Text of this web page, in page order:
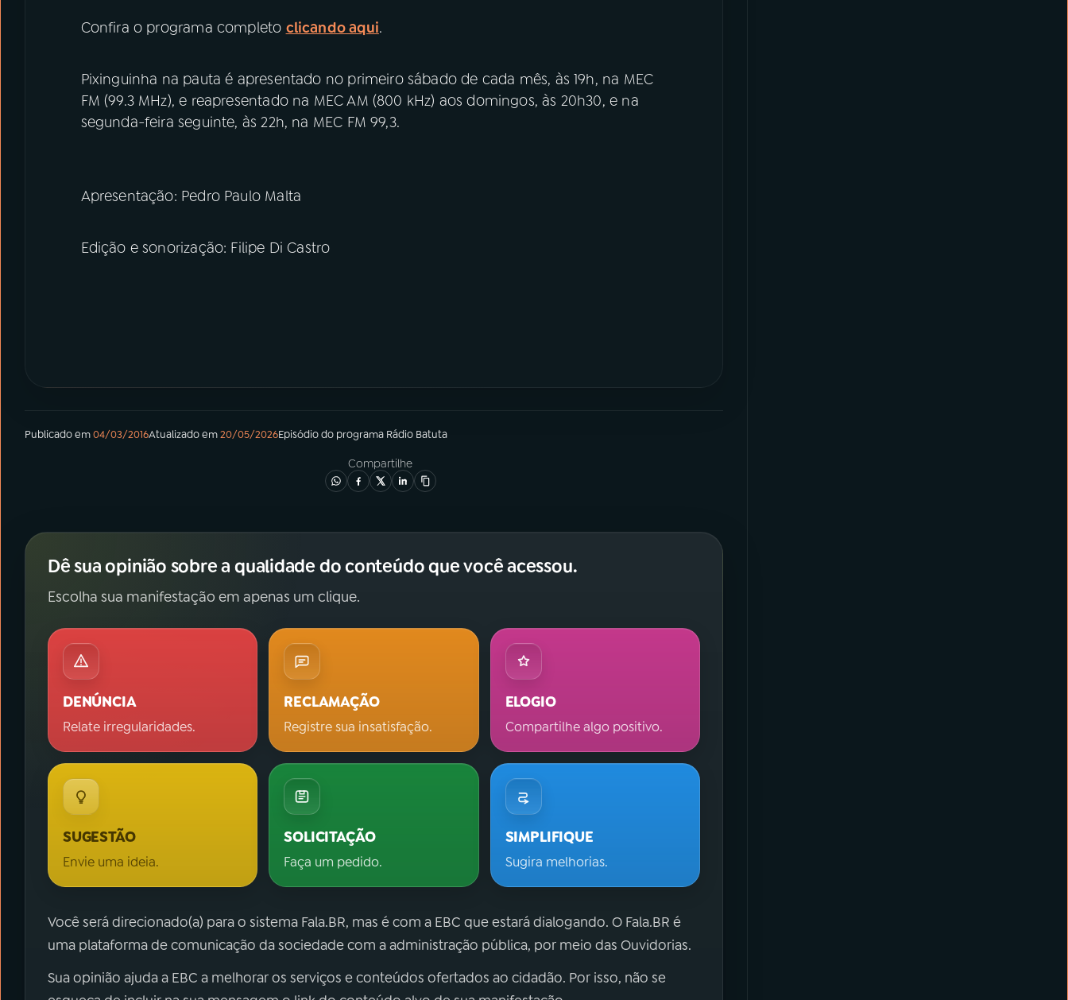
Confira o programa completo clicando aqui.
Pixinguinha na pauta é apresentado no primeiro sábado de cada mês, às 19h, na MEC
FM (99.3 MHz), e reapresentado na MEC AM (800 kHz) aos domingos, às 20h30, e na
segunda-feira seguinte, às 22h, na MEC FM 99,3.
Apresentação: Pedro Paulo Malta
Edição e sonorização: Filipe Di Castro
Publicado em04/03/2016Atualizado em20/05/2026Episódiodo programa Rádio Batuta
Compartilhe
Dê sua opinião sobre a qualidade do conteúdo que você acessou.
Escolha sua manifestação em apenas um clique.
DENÚNCIA
Relate irregularidades.
RECLAMAÇÃO
Registre sua insatisfação.
ELOGIO
Compartilhe algo positivo.
SUGESTÃO
Envie uma ideia.
SOLICITAÇÃO
Faça um pedido.
SIMPLIFIQUE
Sugira melhorias.
Você será direcionado(a) para o sistema Fala.BR, mas é com a EBC que estará dialogando. O Fala.BR é
uma plataforma de comunicação da sociedade com a administração pública, por meio das Ouvidorias.
Sua opinião ajuda a EBC a melhorar os serviços e conteúdos ofertados ao cidadão. Por isso, não se